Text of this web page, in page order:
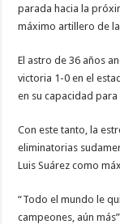
parada hacia la
máximo artillero de
El astro de 36 años
victoria 1-0 en el
en su capacidad
Con este tanto, la
eliminatorias
Luis Suárez como
“Todo el mundo le
campeones, aún